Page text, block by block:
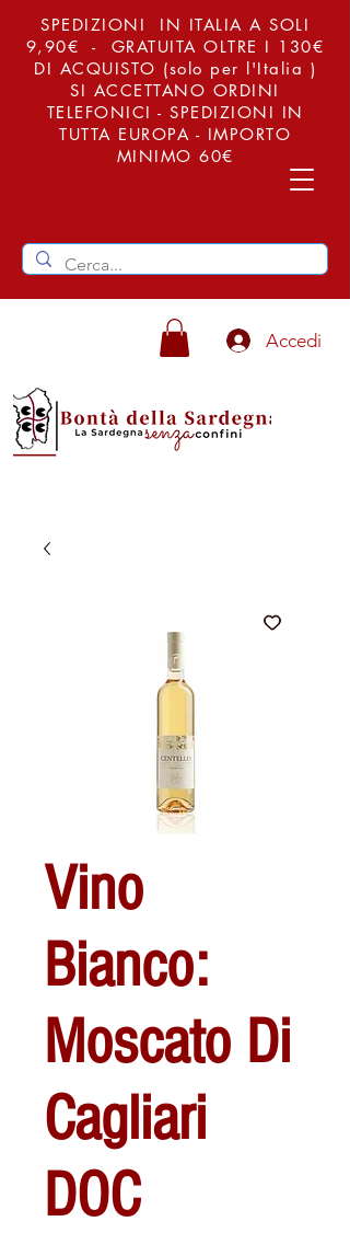
SPEDIZIONI IN ITALIA A SOLI
9,90€ - GRATUITA OLTRE I 130€
DI ACQUISTO (solo per l'Italia )
SI ACCETTANO ORDINI
TELEFONICI - SPEDIZIONI IN
TUTTA EUROPA - IMPORTO
MINIMO 60€
Accedi
Vino
Bianco:
Moscato Di
Cagliari
DOC